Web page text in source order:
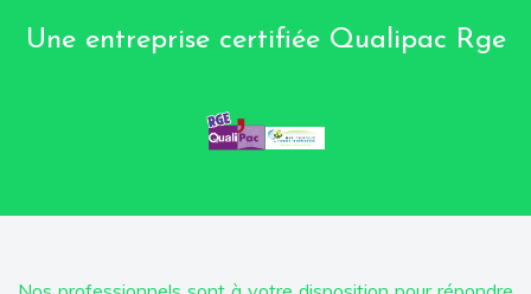
Une entreprise certifiée Qualipac Rge‎